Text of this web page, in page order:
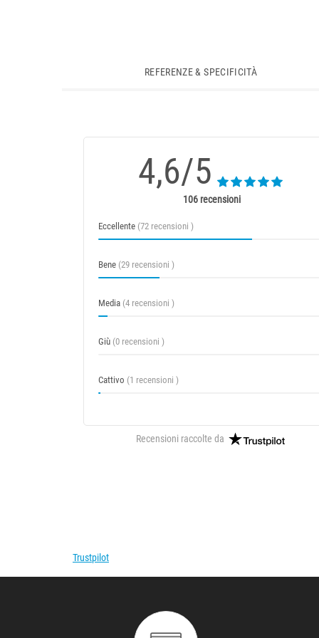
REFERENZE & SPECIFICITÀ
4,6/5
106 recensioni
Eccellente (72 recensioni )
Bene (29 recensioni )
Media (4 recensioni )
Giù (0 recensioni )
Cattivo (1 recensioni )
Recensioni raccolte da
Trustpilot